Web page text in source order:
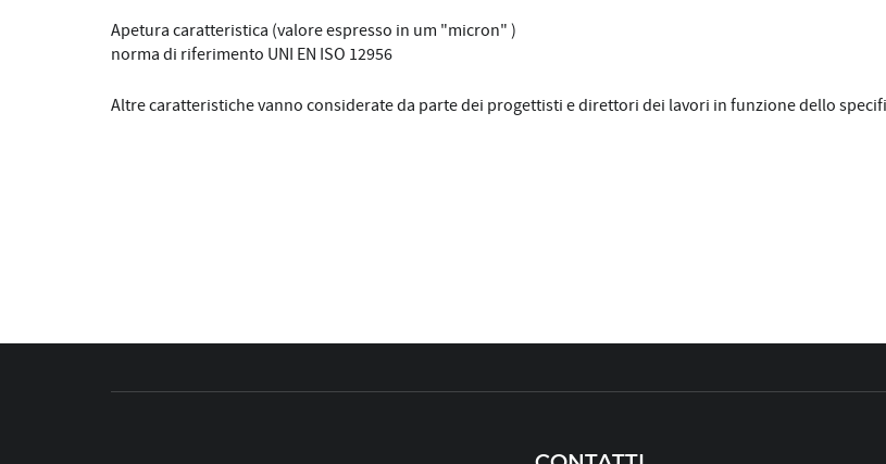
Apetura caratteristica (valore espresso in um "micron" )
norma di riferimento UNI EN ISO 12956
Altre caratteristiche vanno considerate da parte dei progettisti e direttori dei lavori in funzione dello